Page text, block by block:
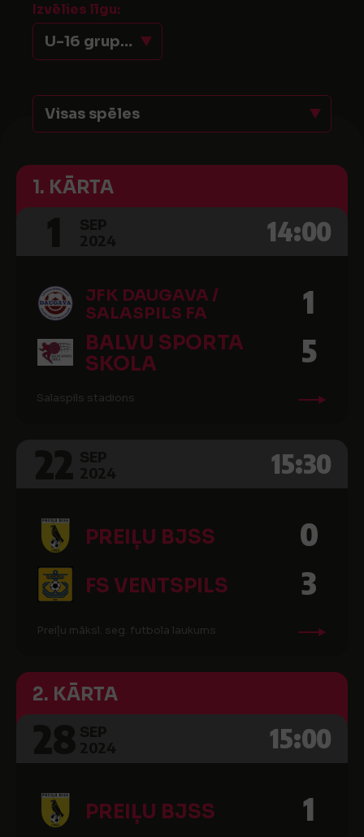
Izvēlies līgu:
U-16 grupas 1.-4. vieta
Visas spēles
1. KĀRTA
14:00
JFK DAUGAVA /
SALASPILS FA
1
BALVU SPORTA
SKOLA
5
Salaspils stadions
15:30
PREIĻU BJSS 0
FS VENTSPILS 3
Preiļu māksl. seg. futbola laukums
2. KĀRTA
15:00
PREIĻU BJSS 1